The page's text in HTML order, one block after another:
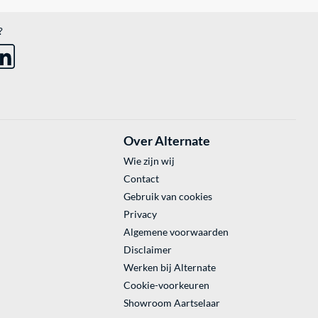
Over Alternate
Wie zijn wij
Contact
Gebruik van cookies
Privacy
Algemene voorwaarden
Disclaimer
Werken bij Alternate
Cookie-voorkeuren
Showroom Aartselaar